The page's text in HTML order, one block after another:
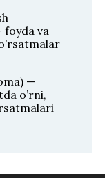
va
—
o’rni,